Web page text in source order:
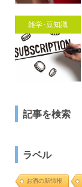
雑学･豆知識
記事を検索
ラベル
お酒の新情報